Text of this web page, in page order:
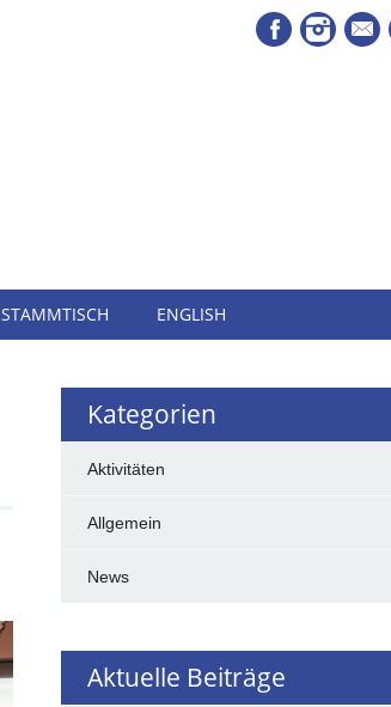
Mail
STAMMTISCH ENGLISH
Kategorien
Aktivitäten
Allgemein
News
Aktuelle Beiträge